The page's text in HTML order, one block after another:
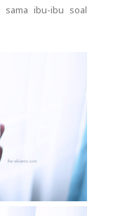
ibu-ibu soal